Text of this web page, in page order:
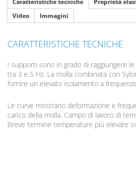
Video
Immagini
CARATTERISTICHE TECNICHE
I supporti sono in grado di raggiungere
tra 3 e 5 Hz. La molla combinata con
fornire un elevato isolamento a
Le curve mostrano deformazione e
carico della molla. Campo di lavoro di
Breve termine temperature più elevate